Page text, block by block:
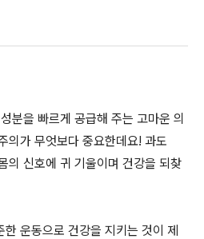
분을 빠르게 공급해 주는 고마운 의
의가 무엇보다 중요한데요! 과도
의 신호에 귀 기울이며 건강을 되찾
운동으로 건강을 지키는 것이 제